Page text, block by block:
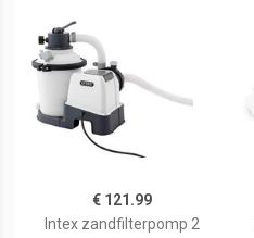
€ 121.99
Intex zandfilterpomp 2